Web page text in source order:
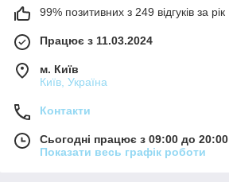
99% позитивних з 249 відгуків за рік
Працює з 11.03.2024
м. Київ
Київ, Україна
Контакти
Сьогодні працює з 09:00 до 20:00
Показати весь графік роботи